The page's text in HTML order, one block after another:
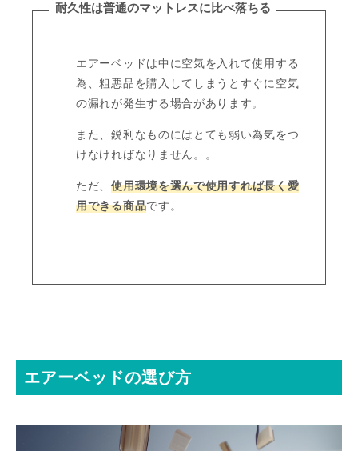
耐久性は普通のマットレスに比べ落ちる
エアーベッドは中に空気を入れて使用する
為、粗悪品を購入してしまうとすぐに空気
の漏れが発生する場合があります。
また、鋭利なものにはとても弱い為気をつ
けなければなりません。。
ただ、使用環境を選んで使用すれば長く愛
用できる商品です。
エアーベッドの選び方